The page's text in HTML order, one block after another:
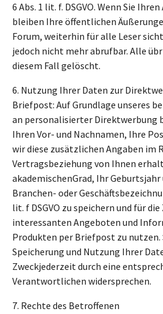
6 Abs. 1 lit. f. DSGVO. Wenn Sie
bleiben Ihre öffentlichen
Forum, weiterhin für alle Leser
jedoch nicht mehr abrufbar. Alle
diesem Fall gelöscht.
6. Nutzung Ihrer Daten zur
Briefpost: Auf Grundlage unseres
an personalisierter Direktwerbung
Ihren Vor- und Nachnamen, Ihre
wir diese zusätzlichen Angaben im
Vertragsbeziehung von Ihnen
akademischenGrad, Ihr
Branchen- oder
lit. f DSGVO zu speichern und für
interessanten Angeboten und
Produkten per Briefpost zu nutzen.
Speicherung und Nutzung Ihrer
Zweckjederzeit durch eine
Verantwortlichen widersprechen.
7. Rechte des Betroffenen